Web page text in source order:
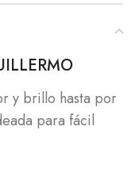
y brillo hasta por
para fácil